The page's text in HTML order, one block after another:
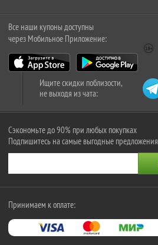
Все наши купоны доступны
через Мобильное Приложение:
Ищите скидки поблизости,
не выходя из чата:
Сэкономьте до 90% при любых покупках
Подпишитесь на самые выгодные предложения
Принимаем к оплате: